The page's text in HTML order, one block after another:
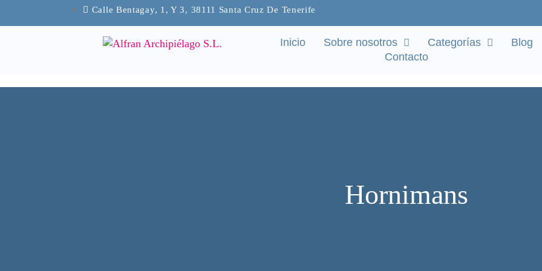
Calle Bentagay, 1, Y 3, 38111 Santa Cruz De Tenerife
Inicio Sobre nosotros Categorías
Blog
Contacto
Hornimans